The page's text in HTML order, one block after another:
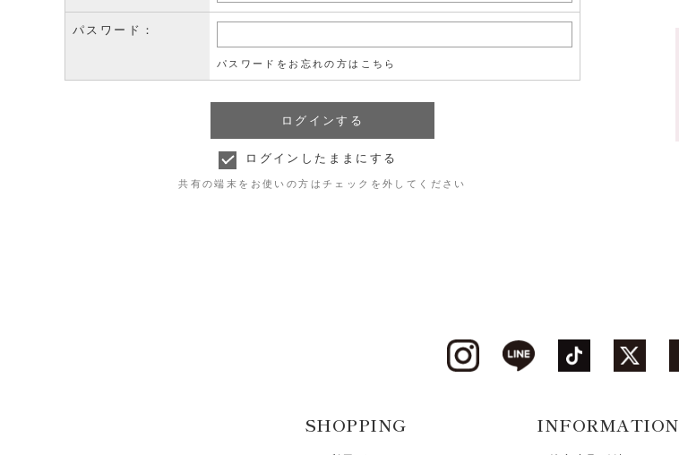
パスワード：
パスワードをお忘れの方はこちら
ログインしたままにする
共有の端末をお使いの方はチェックを外してください
SHOPPING INFORMATION